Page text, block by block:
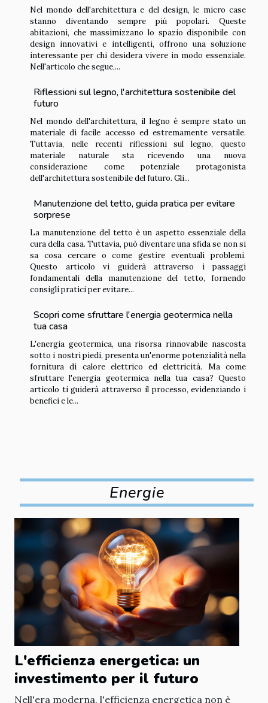
Nel mondo dell'architettura e del design, le micro case
stanno diventando sempre più popolari. Queste
abitazioni, che massimizzano lo spazio disponibile con
design innovativi e intelligenti, offrono una soluzione
interessante per chi desidera vivere in modo essenziale.
Nell'articolo che segue,...
Riflessioni sul legno, l'architettura sostenibile del
futuro
Nel mondo dell'architettura, il legno è sempre stato un
materiale di facile accesso ed estremamente versatile.
Tuttavia, nelle recenti riflessioni sul legno, questo
materiale naturale sta ricevendo una nuova
considerazione come potenziale protagonista
dell'architettura sostenibile del futuro. Gli...
Manutenzione del tetto, guida pratica per evitare
sorprese
La manutenzione del tetto è un aspetto essenziale della
cura della casa. Tuttavia, può diventare una sfida se non si
sa cosa cercare o come gestire eventuali problemi.
Questo articolo vi guiderà attraverso i passaggi
fondamentali della manutenzione del tetto, fornendo
consigli pratici per evitare...
Scopri come sfruttare l'energia geotermica nella
tua casa
L'energia geotermica, una risorsa rinnovabile nascosta
sotto i nostri piedi, presenta un'enorme potenzialità nella
fornitura di calore elettrico ed elettricità. Ma come
sfruttare l'energia geotermica nella tua casa? Questo
articolo ti guiderà attraverso il processo, evidenziando i
benefici e le...
Energie
L'efficienza energetica: un
investimento per il futuro
Nell'era moderna, l'efficienza energetica non è